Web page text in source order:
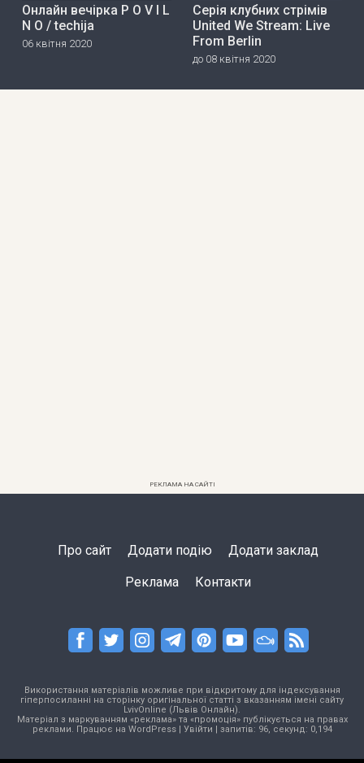
Онлайн вечірка P O V I L
N O / techija
06 квітня 2020
Серія клубних стрімів
United We Stream: Live
From Berlin
до 08 квітня 2020
РЕКЛАМА НА САЙТІ
Про сайт Додати подію Додати заклад
Реклама Контакти
Використання матеріалів можливе при відкритому для індексування
гіперпосиланні на сторінку оригінальної статті з вказанням імені сайту
LvivOnline (Львів Онлайн).
Матеріал з маркуванням «реклама» та «промоція» публікується на правах
реклами. Працює на WordPress| Увійти | запитів: 96, секунд: 0,194